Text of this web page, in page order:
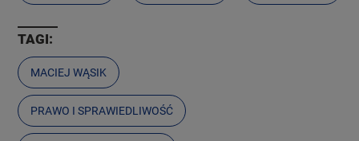
TAGI:
MACIEJ WĄSIK
PRAWO I SPRAWIEDLIWOŚĆ